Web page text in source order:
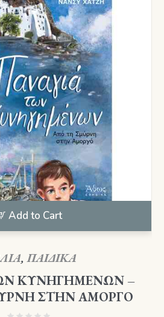
Add to Cart
,ΠΑΙΔΙΚΑ
ΚΥΝΗΓΗΜΕΝΩΝ –
ΣΤΗΝ ΑΜΟΡΓΟ